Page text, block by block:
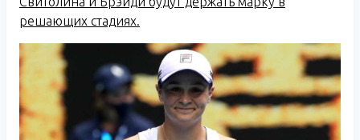
решающих стадиях.